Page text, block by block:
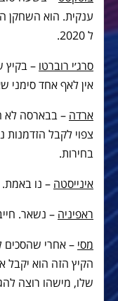
ענקית. הוא השחקן
ל 2020.
סרג׳י רוברטו – בקיץ
אין לאף אחד סימני
ארדה – בבארסה לא
צפוי לקבל
בחירות.
אינייסטה – נו באמת.
ראפיניה – נשאר.
מסי – אחרי
הקיץ הזה הוא
שלו, מישהו רוצה